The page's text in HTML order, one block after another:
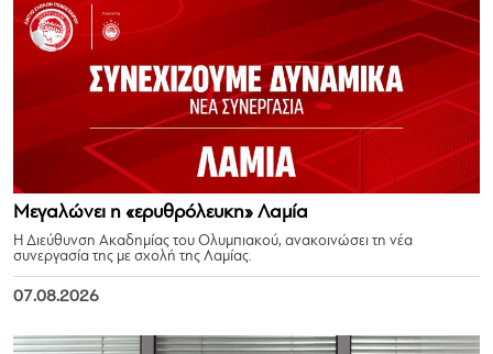
Μεγαλώνει η «ερυθρόλευκη» Λαμία
Η Διεύθυνση Ακαδημίας του Ολυμπιακού, ανακοινώσει τη νέα
συνεργασία της με σχολή της Λαμίας.
07.08.2026